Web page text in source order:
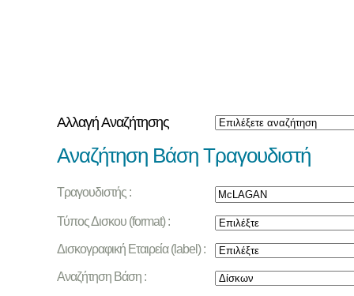
Αλλαγή Αναζήτησης
Αναζήτηση Βάση Τραγουδιστή
Τραγουδιστής :
Τύπος Δισκου (format) :
Δισκογραφική Εταιρεία (label) :
Αναζήτηση Βάση :